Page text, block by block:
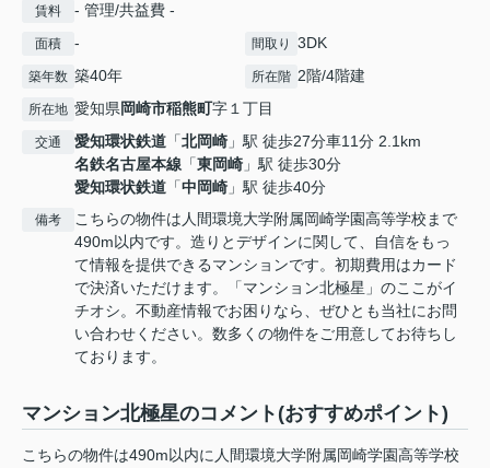
賃料 - 管理/共益費 -
面積 - 間取り 3DK
築年数 築40年 所在階 2階/4階建
所在地 愛知県岡崎市稲熊町字１丁目
交通 愛知環状鉄道 「北岡崎 」駅 徒歩27分車11分 2.1km
名鉄名古屋本線 「東岡崎 」駅 徒歩30分
愛知環状鉄道 「中岡崎 」駅 徒歩40分
備考
こちらの物件は人間環境大学附属岡崎学園高等学校まで
490m以内です。造りとデザインに関して、自信をもっ
て情報を提供できるマンションです。初期費用はカード
で決済いただけます。「マンション北極星」のここがイ
チオシ。不動産情報でお困りなら、ぜひとも当社にお問
い合わせください。数多くの物件をご用意してお待ちし
ております。
マンション北極星のコメント(おすすめポイント)
こちらの物件は490m以内に人間環境大学附属岡崎学園高等学校